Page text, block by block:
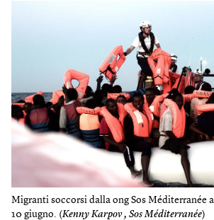
Migranti soccorsi dalla ong Sos Méditerranée
10 giugno. (Kenny Karpov , Sos Méditerranée)